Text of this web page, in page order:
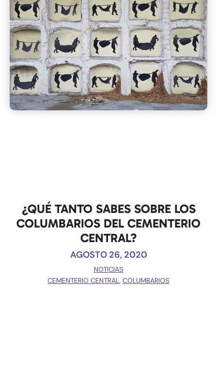
¿QUÉ TANTO SABES SOBRE LOS
COLUMBARIOS DEL CEMENTERIO
CENTRAL?
AGOSTO 26, 2020
NOTICIAS
CEMENTERIO CENTRAL, COLUMBARIOS